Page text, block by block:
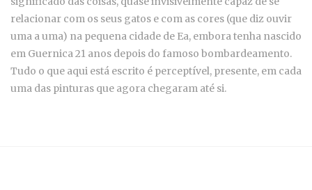
relacionar com os seus gatos e com as cores (que diz ouvir
uma a uma) na pequena cidade de Ea, embora tenha nascido
em Guernica 21 anos depois do famoso bombardeamento.
Tudo o que aqui está escrito é perceptível, presente, em cada
uma das pinturas que agora chegaram até si.